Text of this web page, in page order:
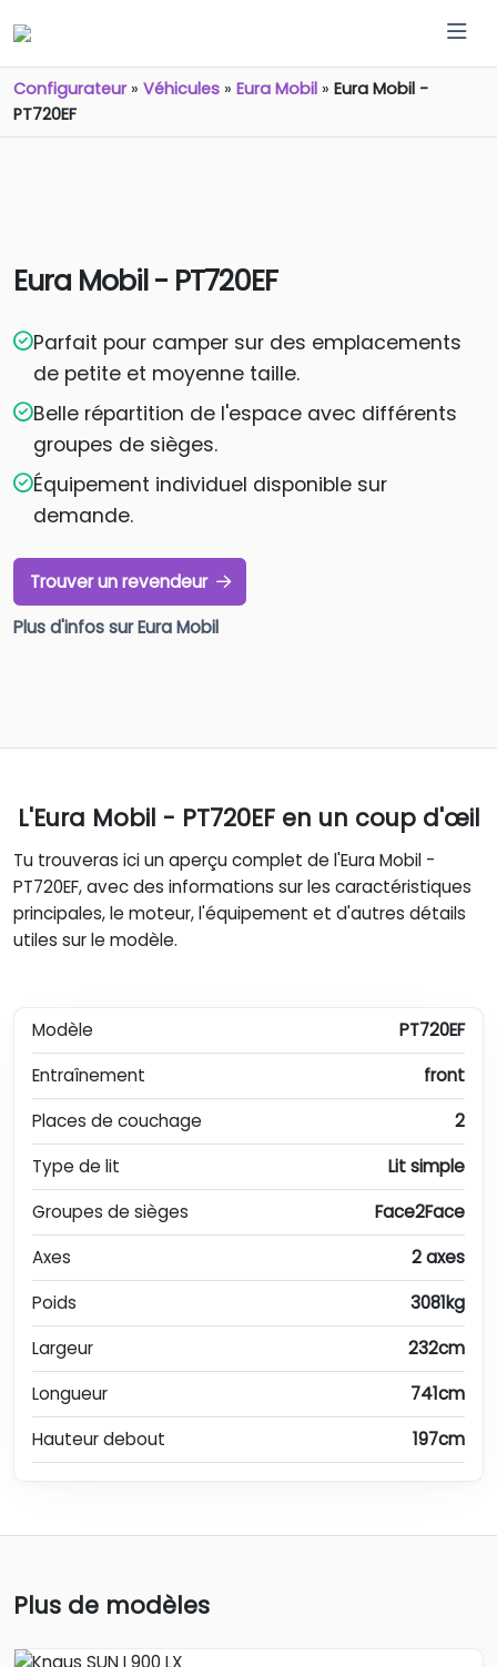
Configurateur» Véhicules » Eura Mobil » Eura Mobil -
PT720EF
Eura Mobil - PT720EF
Parfait pour camper sur des emplacements
de petite et moyenne taille.
Belle répartition de l'espace avec différents
groupes de sièges.
Équipement individuel disponible sur
demande.
Trouver un revendeur
Plus d'infos sur Eura Mobil
L'Eura Mobil - PT720EF en un coup d'œil
Tu trouveras ici un aperçu complet de l'Eura Mobil -
PT720EF, avec des informations sur les caractéristiques
principales, le moteur, l'équipement et d'autres détails
utiles sur le modèle.
Modèle
PT720EF
Entraînement
front
Places de couchage
2
Type de lit
Lit simple
Groupes de sièges
Face2Face
Axes
2 axes
Poids
3081kg
Largeur
232cm
Longueur
741cm
Hauteur debout
197cm
Plus de modèles